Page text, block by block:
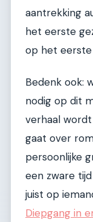
aantrekking
het eerste
op het eerste
Bedenk ook:
nodig op dit
verhaal
gaat over
persoonlijke
een zware
juist op
Diepgang in